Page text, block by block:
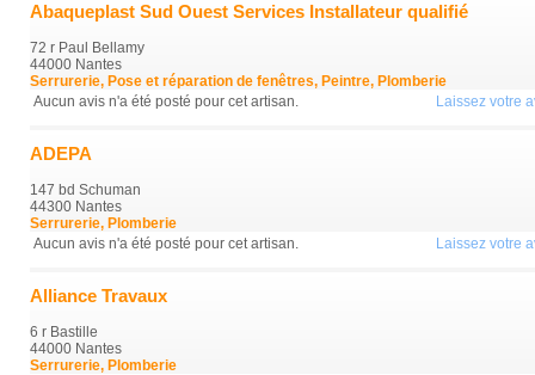
Abaqueplast Sud Ouest Services Installateur qualifié
72 r Paul Bellamy
44000 Nantes
Serrurerie, Pose et réparation de fenêtres, Peintre, Plomberie
Aucun avis n'a été posté pour cet artisan.
Laissez votre
ADEPA
147 bd Schuman
44300 Nantes
Serrurerie, Plomberie
Aucun avis n'a été posté pour cet artisan.
Laissez votre
Alliance Travaux
6 r Bastille
44000 Nantes
Serrurerie, Plomberie